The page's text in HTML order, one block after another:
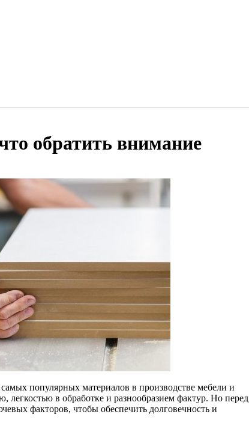
обратить внимание
популярных материалов в производстве мебели и
легкостью в обработке и разнообразием фактур. Но перед
факторов, чтобы обеспечить долговечность и